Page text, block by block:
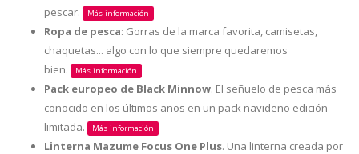
pescar.
Más información
Ropa de pesca: Gorras de la marca favorita, camisetas,
chaquetas... algo con lo que siempre quedaremos
bien.
Más información
Pack europeo de Black Minnow. El señuelo de pesca más
conocido en los últimos años en un pack navideño edición
limitada.
Más información
Linterna Mazume Focus One Plus. Una linterna creada por